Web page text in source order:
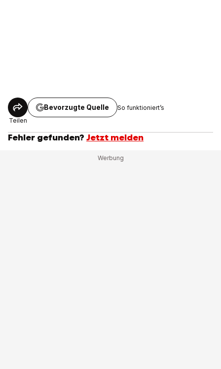
Teilen
Bevorzugte Quelle So funktioniert’s
Fehler gefunden? Jetzt melden